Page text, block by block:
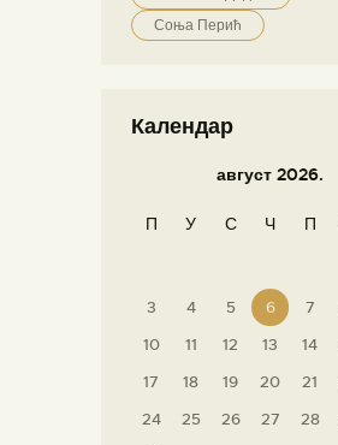
Соња Перић
Календар
август 2026.
П У С Ч П
3
4 5 6 7
10
11 12 13 14
17
18 19 20 21
24
25 26 27 28